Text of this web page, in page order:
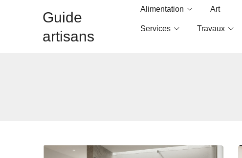
Guide
artisans
Alimentation Art
Services Travaux